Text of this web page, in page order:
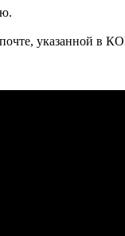
указанной в